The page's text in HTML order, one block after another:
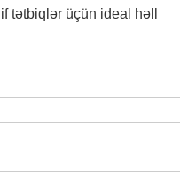
tətbiqlər üçün ideal həll